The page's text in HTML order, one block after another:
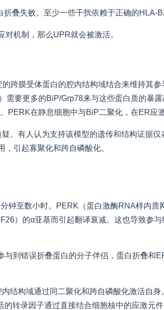
叠失败。至少一些干扰依赖于正确的HLA-
机制，那么UPR就会被激活。
跨膜受体蛋白的腔内结构域结合来维持其
要更多的BiP/Grp78来与这些蛋白质的暴
PERK在静息细胞中与BiP二聚化，在ER应
。有人认为支持该模型的遗传和结构证据
引起寡聚化和跨自磷酸化。
钟至数小时。PERK（蛋白激酶RNA样内
）的α亚基而引起翻译衰减。这也导致参
到错误折叠蛋白的分子伴侣，蛋白折叠和
结构域通过同二聚化和跨自磷酸化激活自
转录因子通过直接结合细胞核中的应激元件